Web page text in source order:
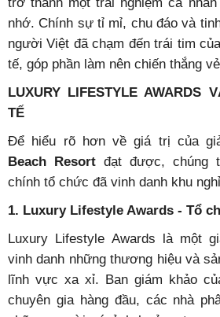
nhớ. Chính sự tỉ mỉ, chu đáo và
người Việt đã chạm đến trái tim
tế, góp phần làm nên chiến thắng
LUXURY LIFESTYLE AWARDS
TẾ
Để hiểu rõ hơn về giá trị của
Beach Resort đạt được, chúng
chính tổ chức đã vinh danh khu ngh
1. Luxury Lifestyle Awards - Tổ
Luxury Lifestyle Awards là một
vinh danh những thương hiệu và
lĩnh vực xa xỉ. Ban giám khảo
chuyên gia hàng đầu, các nhà